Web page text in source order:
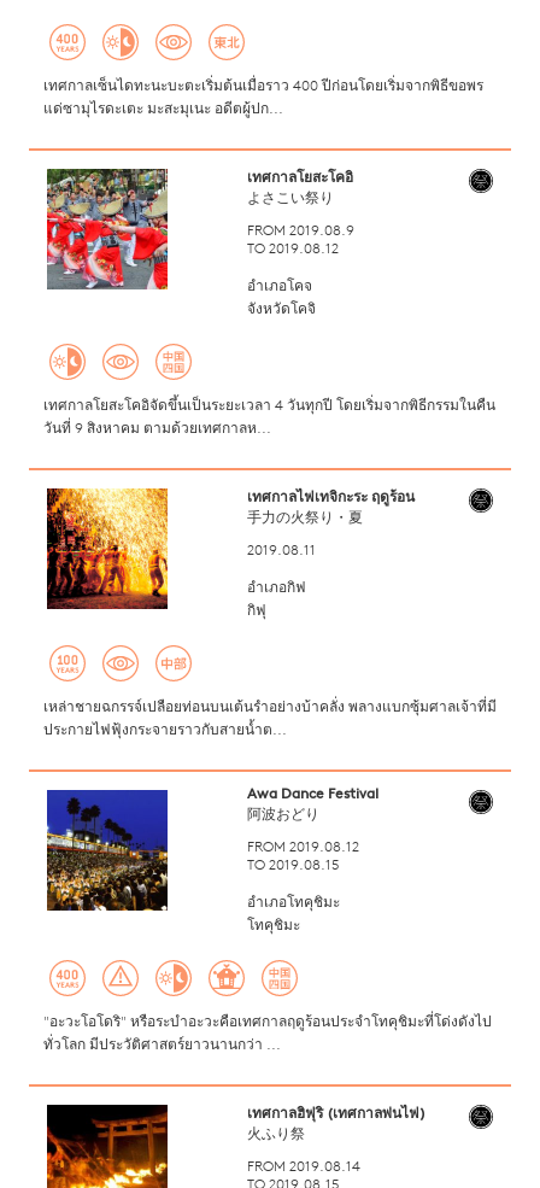
เทศกาลเซ็นไดทะนะบะตะเริ่มต้นเมื่อราว 400 ปีก่อนโดยเริ่มจากพิธีขอพร
แด่ซามุไรดะเตะ มะสะมุเนะ อดีตผู้ปก...
เทศกาลโยสะโคอิ
よさこい祭り
FROM 2019.08.9
TO 2019.08.12
อำเภอโคจ
จังหวัดโคจิ
เทศกาลโยสะโคอิจัดขึ้นเป็นระยะเวลา 4 วันทุกปี โดยเริ่มจากพิธีกรรมในคืน
วันที่ 9 สิงหาคม ตามด้วยเทศกาลห...
เทศกาลไฟเทจิกะระ ฤดูร้อน
手力の火祭り・夏
2019.08.11
อำเภอกิฟ
กิฟุ
เหล่าชายฉกรรจ์เปลือยท่อนบนเต้นรำอย่างบ้าคลั่ง พลางแบกซุ้มศาลเจ้าที่มี
ประกายไฟฟุ้งกระจายราวกับสายน้ำต...
Awa Dance Festival
阿波おどり
FROM 2019.08.12
TO 2019.08.15
อำเภอโทคุชิมะ
โทคุชิมะ
"อะวะโอโดริ" หรือระบำอะวะคือเทศกาลฤดูร้อนประจำโทคุชิมะที่โด่งดังไป
ทั่วโลก มีประวัติศาสตร์ยาวนานกว่า ...
เทศกาลฮิฟุริ (เทศกาลพ่นไฟ)
火ふり祭
FROM 2019.08.14